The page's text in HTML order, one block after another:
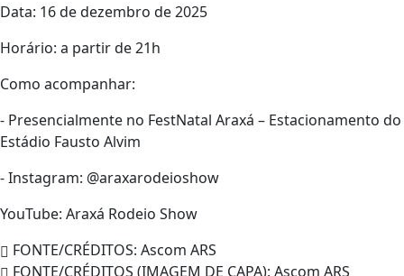
Data: 16 de dezembro de 2025
Horário: a partir de 21h
Como acompanhar:
- Presencialmente no FestNatal Araxá – Estacionamento do
Estádio Fausto Alvim
- Instagram: @araxarodeioshow
YouTube: Araxá Rodeio Show
FONTE/CRÉDITOS: Ascom ARS
FONTE/CRÉDITOS (IMAGEM DE CAPA): Ascom ARS